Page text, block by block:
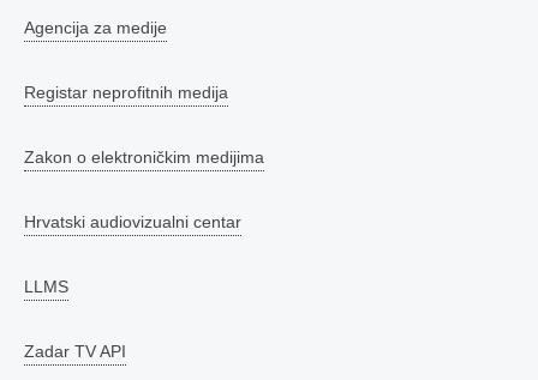
Agencija za medije
Registar neprofitnih medija
Zakon o elektroničkim medijima
Hrvatski audiovizualni centar
LLMS
Zadar TV API